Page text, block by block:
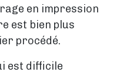
en impression
est bien plus
procédé.
est difficile